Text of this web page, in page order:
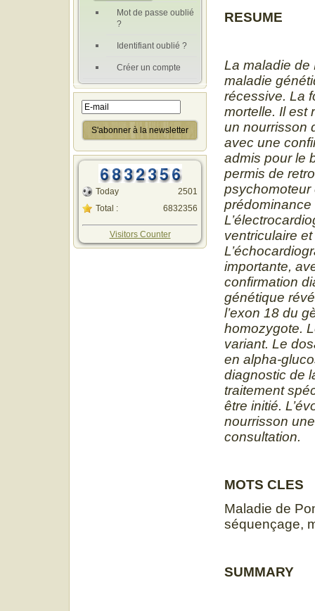
Mot de passe oublié
?
Identifiant oublié ?
Créer un compte
Today
Total :
2501
6832356
Visitors Counter
RESUME
La maladie de
maladie
récessive. La
mortelle. Il est
un nourrisson
avec une
admis pour le
permis de
psychomoteur
ventriculaire
importante,
confirmation
génétique
l’exon 18 du
homozygote.
variant. Le
en alpha-
diagnostic de
traitement
être initié.
nourrisson
consultation.
MOTS CLES
Maladie de
séquençage,
SUMMARY